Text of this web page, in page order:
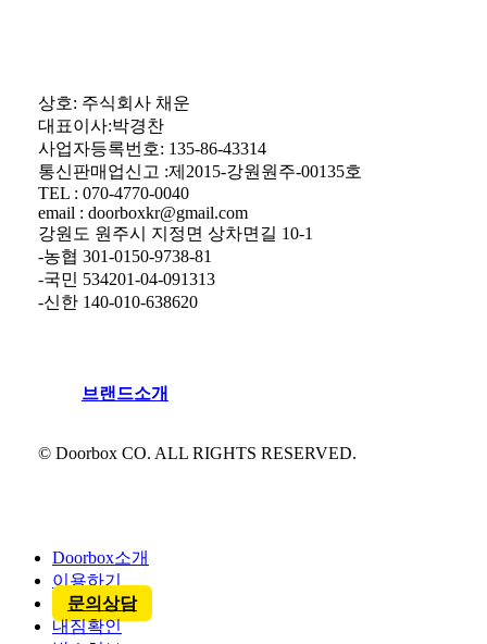
상호: 주식회사 채운
대표이사:박경찬
사업자등록번호: 135-86-43314
통신판매업신고 :제2015-강원원주-00135호
TEL : 070-4770-0040
email : doorboxkr@gmail.com
강원도 원주시 지정면 상차면길 10-1
-농협 301-0150-9738-81
-국민 534201-04-091313
-신한 140-010-638620
브랜 드소개
© Doorbox CO. ALL RIGHTS RESERVED.
Doorbox소개
이용하기
문의상담
내짐확인